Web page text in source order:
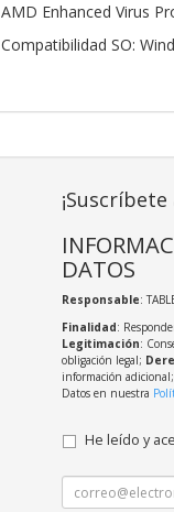
AMD Enhanced Virus
Compatibilidad SO:
DATOS
Responsable:
Finalidad:
Legitimación:
obligación legal;
información adicional;
Datos en nuestra
He leído y